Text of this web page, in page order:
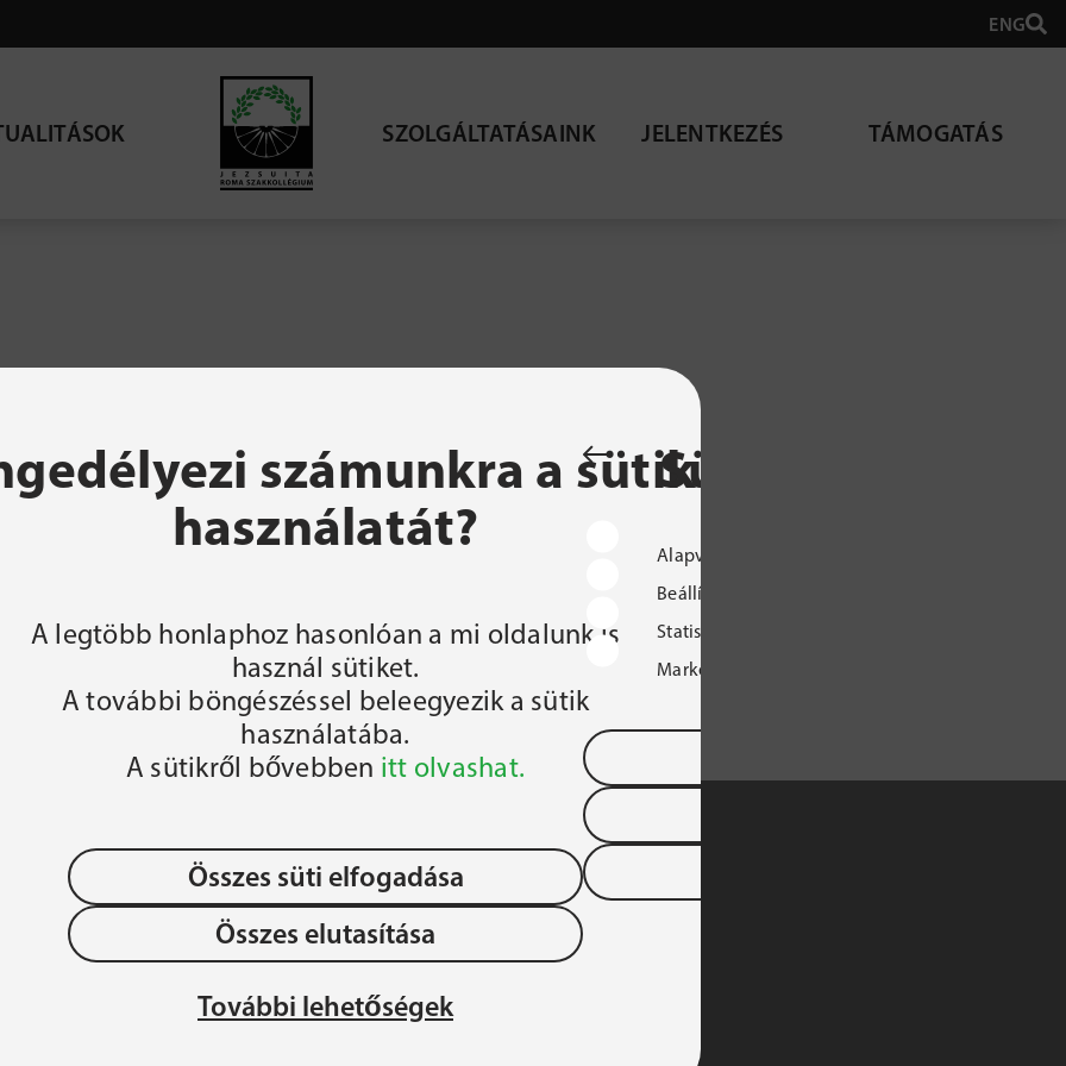
számunkra a sütik
használatát?
A legtöbb honlaphoz hasonlóan a mi oldalunk is
használ sütiket.
A további böngészéssel beleegyezik a sütik
használatába.
A sütikről bővebben itt olvashat.
Összes süti elfogadása
Összes elutasítása
További lehetőségek
Sütibeállítások
Alapvető működést biztosító sütik
Beállításokat tároló sütik
Statisztikai sütik
Marketingcélú sütik
ENG
SZOLGÁLTATÁSAINK JELENTKEZÉS TÁMOGATÁS
oldal nem található
Adatvédelem